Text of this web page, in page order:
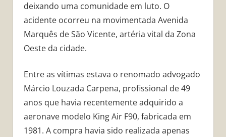
deixando uma comunidade em luto. O
acidente ocorreu na movimentada Avenida
Marquês de São Vicente, artéria vital da Zona
Oeste da cidade.
Entre as vítimas estava o renomado advogado
Márcio Louzada Carpena, profissional de 49
anos que havia recentemente adquirido a
aeronave modelo King Air F90, fabricada em
1981. A compra havia sido realizada apenas